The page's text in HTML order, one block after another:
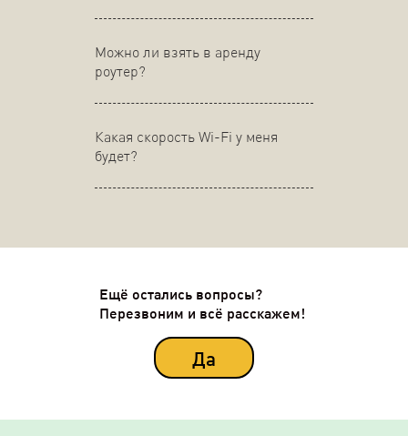
Можно ли взять в аренду
роутер?
Какая скорость Wi-Fi у меня
будет?
Ещё остались вопросы?
Перезвоним и всё расскажем!
Да